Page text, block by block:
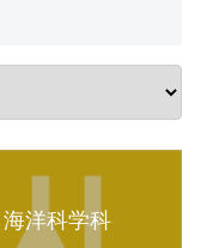
海洋科学科